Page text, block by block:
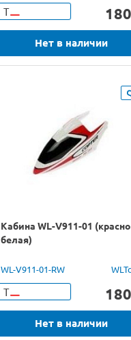
Т 180
Нет в наличии
Кабина WL-V911-01
белая)
WL-V911-01-RW
Т 180
Нет в наличии